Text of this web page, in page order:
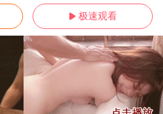
 极速观看